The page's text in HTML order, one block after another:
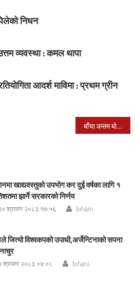
निधन
व्यवस्था : कमल थापा
आदर्श माविमा : प्रथम ग्रीन
बाँचा कसम बोलको गित सार्वजनीक
खाद्यवस्तुको उपभोग कर दुई वर्षका लागि १
झार्ने सरकारको निर्णय
श्रावण २०८३ १७:५६ bihani
जित्यो विश्वकपको उपाधी,अर्जेन्टिनाको सपना
श्रावण २०८३ ०४:०८ bihani